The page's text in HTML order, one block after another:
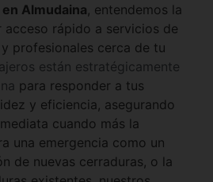
Almudaina , entendemos la
rápido a servicios de
profesionales cerca de tu
están estratégicamente
para responder a tus
y eficiencia, asegurando
cuando más la
una emergencia como un
de nuevas cerraduras, o la